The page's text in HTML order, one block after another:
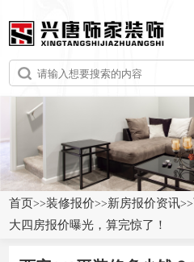
首页>>装修报价>>新房报价资讯>>
大四房报价曝光，算完惊了！